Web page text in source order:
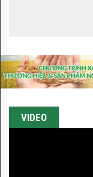
VIDEO